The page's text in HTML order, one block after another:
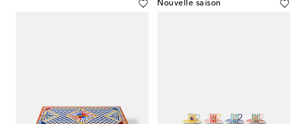
Nouvelle saison